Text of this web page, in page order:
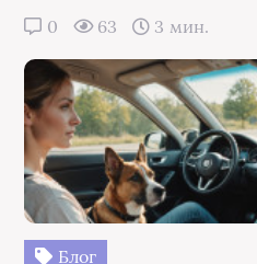
0 63 3 мин.
Блог